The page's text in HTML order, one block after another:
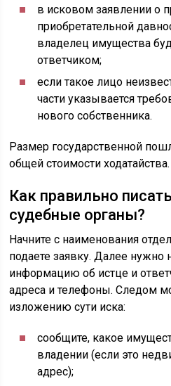
в исковом заявлении о
приобретательной
владелец имущества
ответчиком;
если такое лицо
части указывается
нового собственника.
Размер государственной
общей стоимости ходатайства.
Как правильно
судебные органы?
Начните с наименования
подаете заявку. Далее нужно
информацию об истце и
адреса и телефоны. Следом
изложению сути иска:
сообщите, какое
владении (если это
адрес);